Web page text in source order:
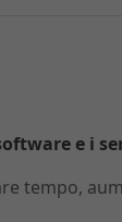
e i
tempo,